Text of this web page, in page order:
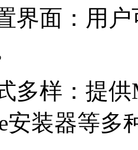
面：用户
样：提供
安装器等多